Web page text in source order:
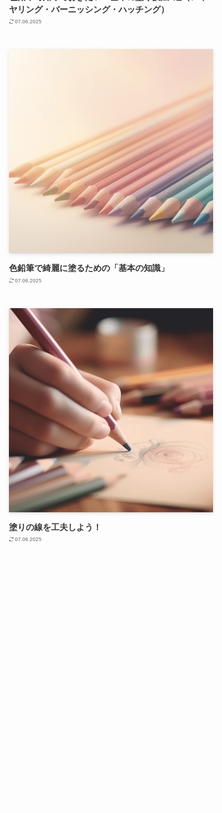
ヤリング・バーニッシング・ハッチング）
07.06.2025
色鉛筆で綺麗に塗るための「基本の知識」
07.06.2025
塗りの線を工夫しよう！
07.06.2025